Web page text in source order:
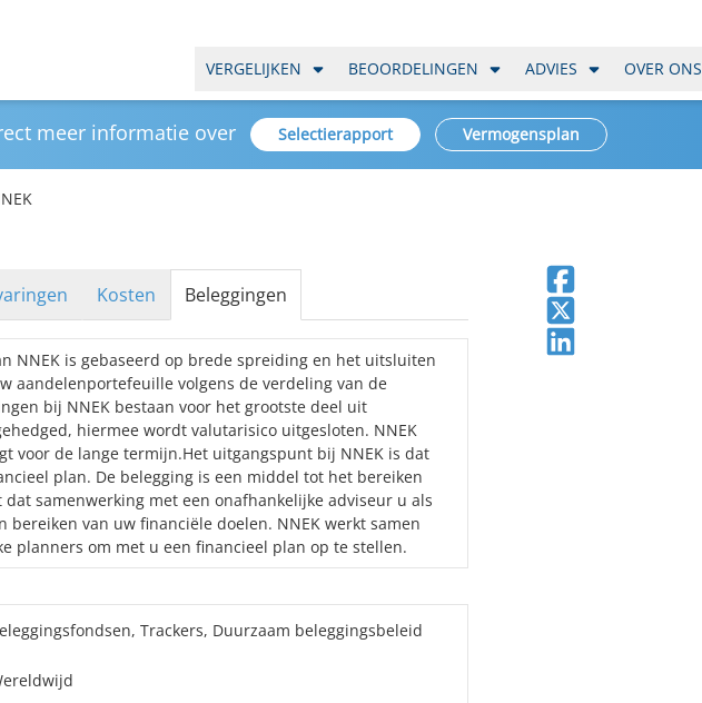
VERGELIJKEN BEOORDELINGEN ADVIES OVER ONS
meer informatie over Selectierapport Vermogensplan
Kosten Beleggingen
NNEK is gebaseerd op brede spreiding en het uitsluiten
aandelenportefeuille volgens de verdeling van de
bij NNEK bestaan voor het grootste deel uit
hiermee wordt valutarisico uitgesloten. NNEK
voor de lange termijn.Het uitgangspunt bij NNEK is dat
plan. De belegging is een middel tot het bereiken
samenwerking met een onafhankelijke adviseur u als
van uw financiële doelen. NNEK werkt samen
planners om met u een financieel plan op te stellen.
Trackers, Duurzaam beleggingsbeleid
Deel op Facebook
Deel op X
Deel op LinkedIn